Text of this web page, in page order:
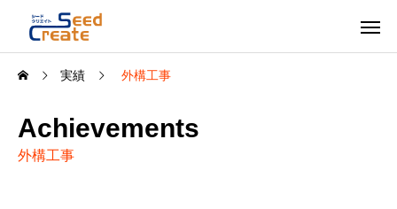
実績 外構工事
Achievements
外構工事